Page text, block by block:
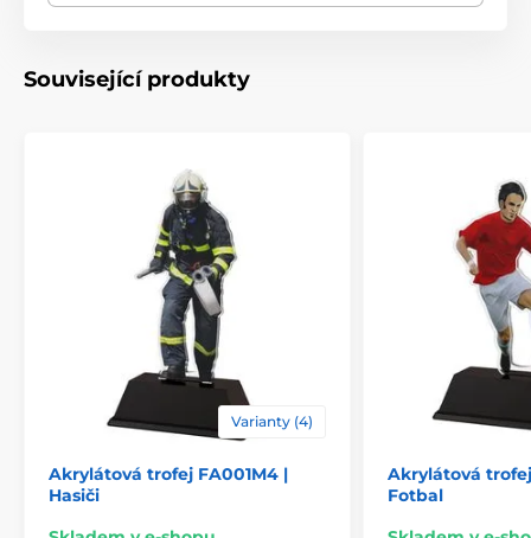
Související produkty
Varianty (4)
Akrylátová trofej FA001M4 |
Hasiči
Akrylátová
Fotbal